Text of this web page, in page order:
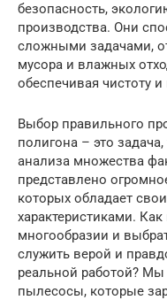
безопасность,
производства. Они
сложными задачами,
мусора и влажных
обеспечивая чистоту
Выбор правильного
полигона – это
анализа множества
представлено
которых обладает
характеристиками.
многообразии и
служить верой и
реальной работой?
пылесосы, которые